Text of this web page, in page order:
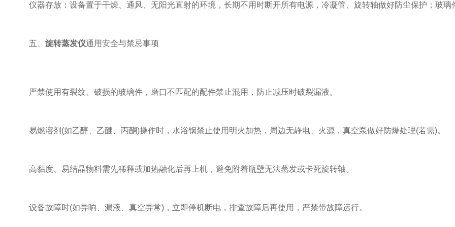
仪器存放：设备置于干燥、通风、无阳光直射的环境，长期不用时断开所有电源，冷凝管、旋转轴做好防尘保护；玻璃
五、 旋转蒸发仪通用安全与禁忌事项
严禁使用有裂纹、破损的玻璃件，磨口不匹配的配件禁止混用，防止减压时破裂漏液。
易燃溶剂(如乙醇、乙醚、丙酮)操作时，水浴锅禁止使用明火加热，周边无静电、火源，真空泵做好防爆处理(若需)。
高黏度、易结晶物料需先稀释或加热融化后再上机，避免附着瓶壁无法蒸发或卡死旋转轴。
设备故障时(如异响、漏液、真空异常)，立即停机断电，排查故障后再使用，严禁带故障运行。